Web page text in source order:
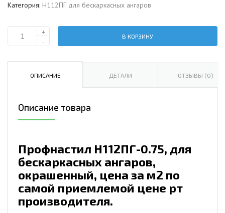
Категория: Н112ПГ для бескаркасных ангаров
Количество
H112ПГ-0.75,
окрашенный,
цена
+
-
В КОРЗИНУ
ОПИСАНИЕ ДЕТАЛИ ОТЗЫВЫ (0)
Описание товара
Профнастил H112ПГ-0.75, для
бескаркасных ангаров,
окрашенный, цена за м2 по
самой приемлемой цене рт
производителя.